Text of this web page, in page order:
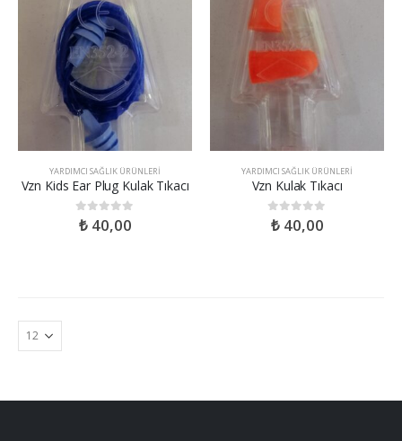
YARDIMCI SAĞLIK ÜRÜNLERI
Vzn Kids Ear Plug Kulak Tıkacı
0out of 5
₺40,00
YARDIMCI SAĞLIK ÜRÜNLERI
Vzn Kulak Tıkacı
0out of 5
₺40,00